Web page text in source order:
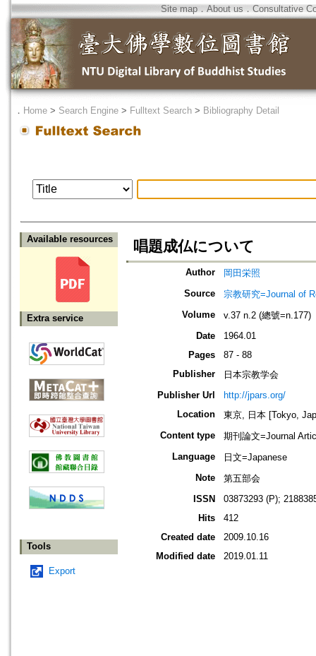
Site map．About us ． Consultative
． Home > Search Engine > Fulltext Search > Bibliography Detail
Available resources
Extra service
Tools
Export
唱題成仏について
Author
岡田栄照
Source
宗教研究=Journal of
Volume
v.37 n.2 (總號=n.177)
Date
1964.01
Pages
87 - 88
Publisher
日本宗教学会
Publisher Url
http://jpars.org/
Location
東京, 日本 [Tokyo,
Content type
期刊論文=Journal
Language
日文=Japanese
Note
第五部会
ISSN
03873293 (P);
Hits
412
Created date
2009.10.16
Modified date
2019.01.11